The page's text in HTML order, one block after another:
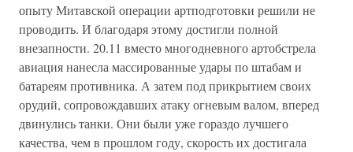
опыту Митавской операции артподготовки решили не
проводить. И благодаря этому достигли полной
внезапности. 20.11 вместо многодневного артобстрела
авиация нанесла массированные удары по штабам и
батареям противника. А затем под прикрытием своих
орудий, сопровождавших атаку огневым валом, вперед
двинулись танки. Они были уже гораздо лучшего
качества, чем в прошлом году, скорость их достигала